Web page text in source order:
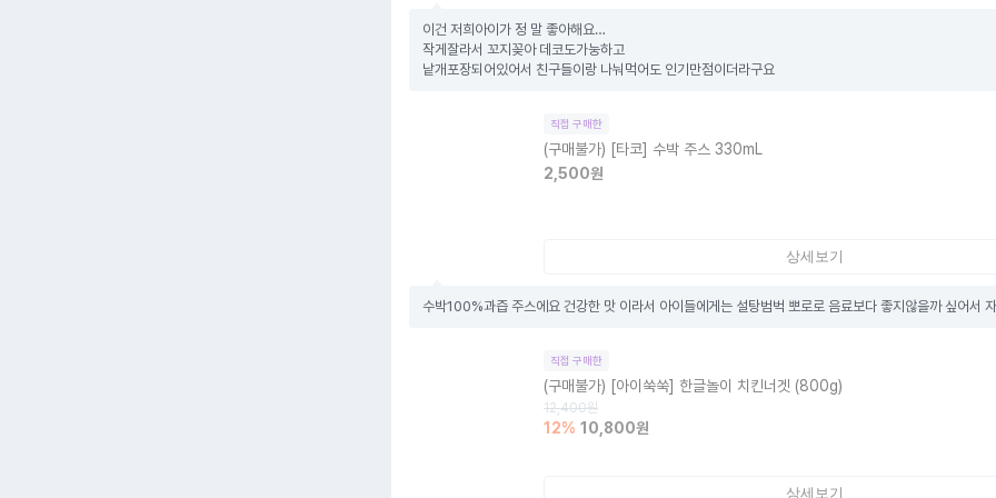
이건 저희아이가 정 말 좋아해요…
작게잘라서 꼬지꽂아 데코도가눙하고
낱개포장되어있어서 친구들이랑 나눠먹어도 인기만점이더라구요
직접 구매한
(구매불가) [타코] 수박 주스 330mL
2,500원
상세보기
수박100%과즙 주스에요 건강한 맛 이라서 아이들에게는 설탕범벅 뽀로로 음료보다 좋지않을까 싶어서
직접 구매한
(구매불가) [아이쑥쑥] 한글놀이 치킨너겟 (800g)
12,400원
12% 10,800원
상세보기